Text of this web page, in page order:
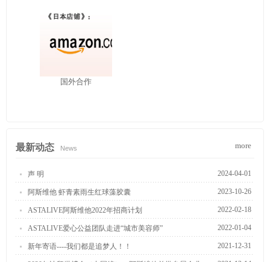
国外合作
最新动态 News more
声 明 2024-04-01
阿斯维他 虾青素雨生红球藻胶囊 2023-10-26
ASTALIVE阿斯维他2022年招商计划 2022-02-18
ASTALIVE爱心公益团队走进“城市美容师” 2022-01-04
新年寄语----我们都是追梦人！！ 2021-12-31